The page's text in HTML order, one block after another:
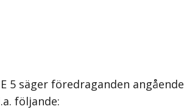
säger föredraganden angående
följande: